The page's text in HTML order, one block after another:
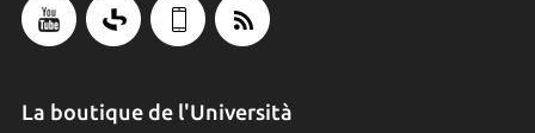
La boutique de l'Università